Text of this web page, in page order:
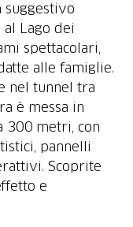
suggestivo
Lago dei
spettacolari,
alle famiglie.
nel tunnel tra
è messa in
300 metri, con
pannelli
Scoprite
e